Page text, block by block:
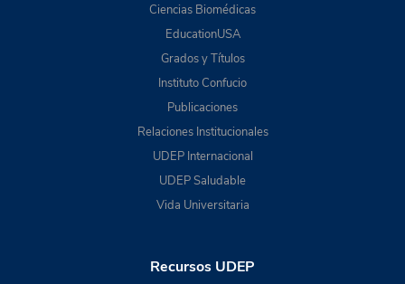
Ciencias Biomédicas
EducationUSA
Grados y Títulos
Instituto Confucio
Publicaciones
Relaciones Institucionales
UDEP Internacional
UDEP Saludable
Vida Universitaria
Recursos UDEP